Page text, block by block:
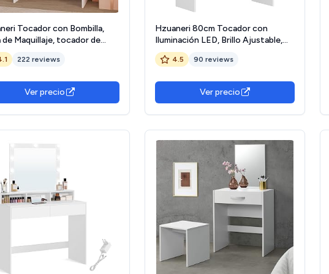
Tocador con Bombilla,
de Maquillaje, tocador de
con 4 estantes Abiertos
2 cajones,
222 reviews
Ver precio
Hzuaneri 80cm Tocador con
Iluminación LED, Brillo Ajustable,
Mesa de Maquillaje con Espejo,
Tocador con 2 Cajones y 2
Moderno, Blanco DT39503X The
Forest Stewardship Council
4.5 90 reviews
Ver precio